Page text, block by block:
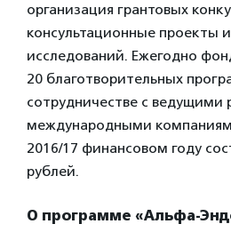
организация грантовых
консультационные проекты
исследований. Ежегодно
20 благотворительных
сотрудничестве с ведущими
международными
2016/17 финансовом году
рублей.
О программе «Альфа-